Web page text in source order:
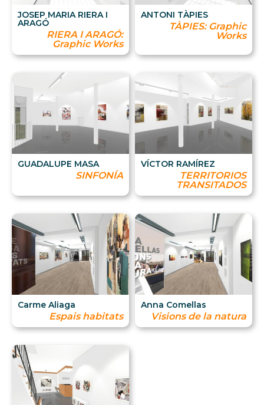
JOSEP MARIA RIERA I
ARAGÓ
RIERA I ARAGÓ:
Graphic Works
ANTONI TÀPIES
TÀPIES: Graphic
Works
GUADALUPE MASA
SINFONÍA
VÍCTOR RAMÍREZ
TERRITORIOS
TRANSITADOS
Carme Aliaga
Espais habitats
Anna Comellas
Visions de la natura